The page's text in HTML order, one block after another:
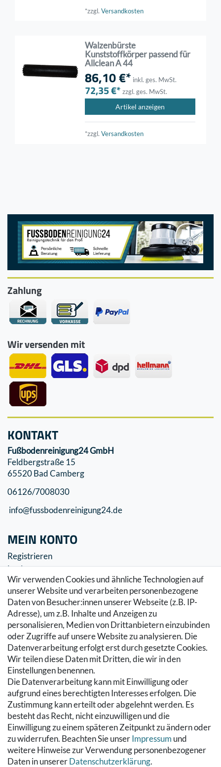
*zzgl.Versandkosten
Walzenbürste
Kunststoffkörper passend für
Allclean A 44
86,10 €* inkl. ges. MwSt.
72,35 €* zzgl. ges. MwSt.
Artikel anzeigen
*zzgl.Versandkosten
Zahlung
Wir versenden mit
Wir verwenden Cookies und ähnliche Technologien auf
unserer Website und verarbeiten personenbezogene
Daten von Besucher:innen unserer Webseite (z.B. IP-
Adresse), um z.B. Inhalte und Anzeigen zu
personalisieren, Medien von Drittanbietern einzubinden
oder Zugriffe auf unsere Website zu analysieren. Die
Datenverarbeitung erfolgt erst durch gesetzte Cookies.
Wir teilen diese Daten mit Dritten, die wir in den
Einstellungen benennen.
Die Datenverarbeitung kann mit Einwilligung oder
aufgrund eines berechtigten Interesses erfolgen. Die
Zustimmung kann erteilt oder abgelehnt werden. Es
besteht das Recht, nicht einzuwilligen und die
Einwilligung zu einem späteren Zeitpunkt zu ändern oder
zu widerrufen. Beachten Sie unserImpressum und
weitere Hinweise zur Verwendung personenbezogener
Daten in unsererDaten­schutz­erklärung.
KONTAKT
Fußbodenreinigung24 GmbH
Feldbergstraße 15
65520 Bad Camberg
06126/7008030
info@fussbodenreinigung24.de
MEIN KONTO
Registrieren
Login
SERVICE
Zahlung & Versand
Warenkorb
Zur Kasse
Hilfe
RECHTLICHES
Kontakt
Datenschutzerklärung
AGB
Impressum
Hinweise zur Batterieentsorgung
Widerrufs­recht